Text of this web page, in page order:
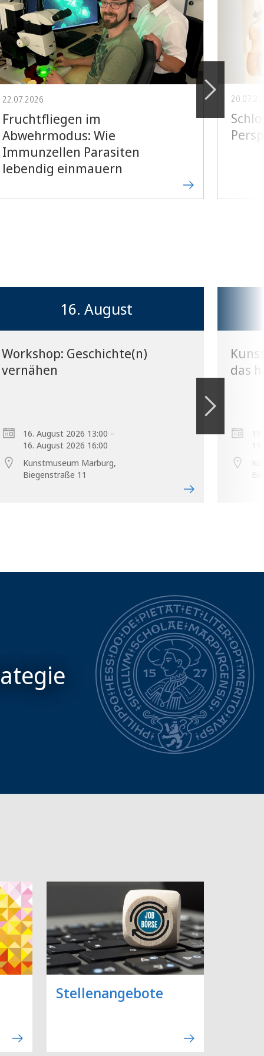
22.07.2026
Fruchtfliegen im
Abwehrmodus: Wie
Immunzellen Parasiten
lebendig einmauern
16. August
Workshop: Geschichte(n)
vernähen
16. August 2026 13:00 –
16. August 2026 16:00
Kunstmuseum Marburg,
Biegenstraße 11
das
Stellenangebote